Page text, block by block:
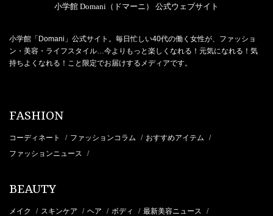
小学館 Domani（ドマーニ） 公式ウェブサイト
小学館「Domani」公式サイト。毎日忙しい40代の働く女性が、ファッショ
ン・美容・ライフスタイル…今よりもっと楽しくなれる！元気になれる！気
持ちよくなれる！こと限定でお届けするメディアです。
FASHION
コーディネート / ファッションコラム / おすすめアイテム /
ファッションニュース /
BEAUTY
メイク / スキンケア / ヘア / ボディ / 最新美容ニュース /